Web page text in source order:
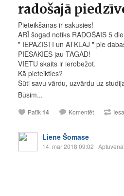
radošajā
Pieteikšanās ir sākusies!
ARĪ šogad notiks RADOŠAIS 5
" IEPAZĪSTI un ATKLĀJ " pie
PIESAKIES jau TAGAD!
VIETU skaits ir ierobežot.
Kā pieteikties?
Sūti savu vārdu, uzvārdu uz
Būsim...
Patīk14 Komentēt
Liene Šomase
14. mar 2018 09:02 ·